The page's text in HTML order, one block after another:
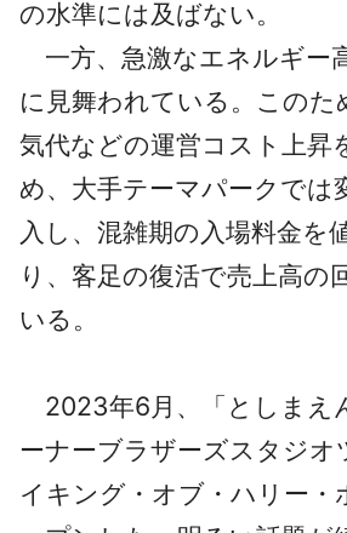
の水準には及ばない。
一方、急激なエネルギー
に見舞われている。このた
気代などの運営コスト上昇
め、大手テーマパークでは
入し、混雑期の入場料金を
り、客足の復活で売上高の
いる。
2023年6月、「としまえ
ーナーブラザーズスタジオ
イキング・オブ・ハリー・